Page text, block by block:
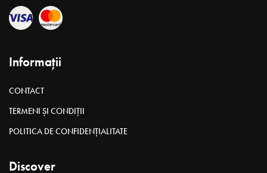
Informații
CONTACT
TERMENI ȘI CONDIȚII
POLITICA DE CONFIDENȚIALITATE
Discover